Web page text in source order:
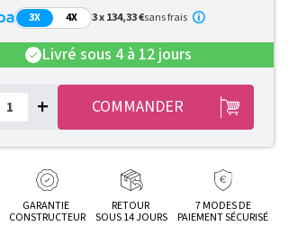
3X 4X 3 x 134,33 €sans frais
check Livré sous 4 à 12 jours
+ COMMANDER
GARANTIE
CONSTRUCTEUR
RETOUR
SOUS 14 JOURS
7 MODES DE
PAIEMENT SÉCURISÉ